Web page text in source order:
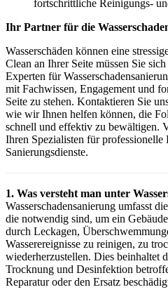
fortschrittliche Reinigungs-
Ihr Partner für die
Wasserschäden können eine
Clean an Ihrer Seite müssen Sie
Experten für
mit Fachwissen, Engagement und
Seite zu stehen. Kontaktieren Sie
wie wir Ihnen helfen können, die
schnell und effektiv zu bewältigen.
Ihren Spezialisten für professionelle
Sanierungsdienste.
1. Was versteht man unter
Wasserschadensanierung umfasst
die notwendig sind, um ein
durch Leckagen,
Wasserereignisse zu reinigen, zu
wiederherzustellen. Dies beinhaltet
Trocknung und Desinfektion
Reparatur oder den Ersatz